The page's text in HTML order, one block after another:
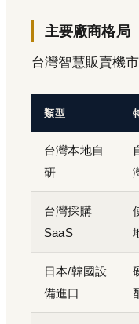
主要廠商格局
台灣智慧販賣機
類型
台灣本地自
研
台灣採購
SaaS
日本/韓國設
備進口